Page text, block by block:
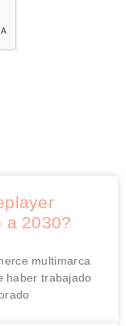
a 2030?
multimarca
haber trabajado